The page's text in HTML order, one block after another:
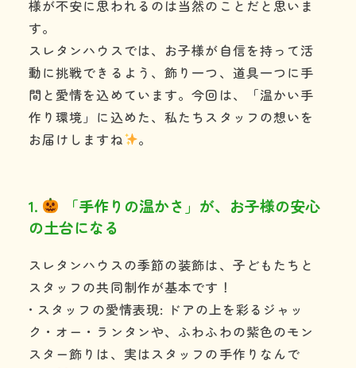
様が不安に思われるのは当然のことだと思いま
す。
スレタンハウスでは、お子様が自信を持って活
動に挑戦できるよう、飾り一つ、道具一つに手
間と愛情を込めています。今回は、「温かい手
作り環境」に込めた、私たちスタッフの想いを
お届けしますね
。
1.
「手作りの温かさ」が、お子様の安心
の土台になる
スレタンハウスの季節の装飾は、子どもたちと
スタッフの共同制作が基本です！
• スタッフの愛情表現: ドアの上を彩るジャッ
ク・オー・ランタンや、ふわふわの紫色のモン
スター飾りは、実はスタッフの手作りなんで